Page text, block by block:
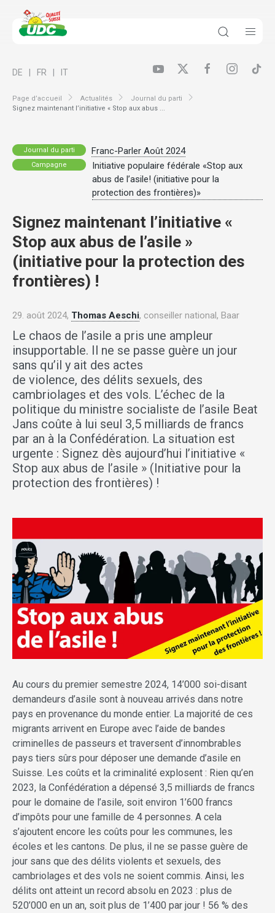
Page d’accueil Actualités
Journal du parti
Signez maintenant l’initiative « Stop aux abus ...
DE FR IT
Journal du parti Franc-Parler Août 2024
Campagne
Initiative populaire fédérale «Stop aux
abus de l’asile! (initiative pour la
protection des frontières)»
Signez maintenant l’initiative «
Stop aux abus de l’asile »
(initiative pour la protection des
frontières) !
29. août 2024, Thomas Aeschi, conseiller national, Baar
Le chaos de l’asile a pris une ampleur
insupportable. Il ne se passe guère un jour
sans qu’il y ait des actes
de violence, des délits sexuels, des
cambriolages et des vols. L’échec de la
politique du ministre socialiste de l’asile Beat
Jans coûte à lui seul 3,5 milliards de francs
par an à la Confédération. La situation est
urgente : Signez dès aujourd’hui l’initiative «
Stop aux abus de l’asile » (Initiative pour la
protection des frontières) !
Au cours du premier semestre 2024, 14’000 soi-disant
demandeurs d’asile sont à nouveau arrivés dans notre
pays en provenance du monde entier. La majorité de ces
migrants arrivent en Europe avec l’aide de bandes
criminelles de passeurs et traversent d’innombrables
pays tiers sûrs pour déposer une demande d’asile en
Suisse. Les coûts et la criminalité explosent : Rien qu’en
2023, la Confédération a dépensé 3,5 milliards de francs
pour le domaine de l’asile, soit environ 1’600 francs
d’impôts pour une famille de 4 personnes. A cela
s’ajoutent encore les coûts pour les communes, les
écoles et les cantons. De plus, il ne se passe guère de
jour sans que des délits violents et sexuels, des
cambriolages et des vols ne soient commis. Ainsi, les
délits ont atteint un record absolu en 2023 : plus de
520’000 en un an, soit plus de 1’400 par jour ! 56 % des